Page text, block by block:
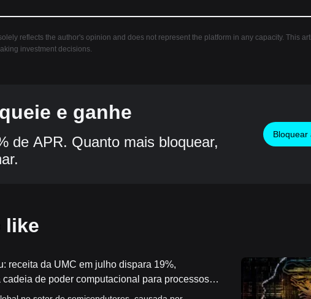
reflects the author's opinion and does not represent the platform in any capacity. This
investment decisions.
e ganhe
de APR. Quanto mais bloquear,
Bloquear
like
receita da UMC em julho dispara 19%,
de poder computacional para processos